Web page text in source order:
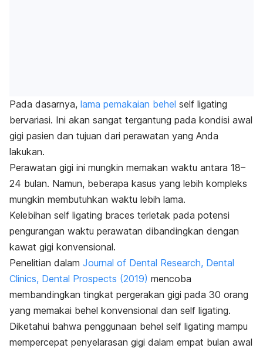
Pada dasarnya, lama pemakaian behel self ligating
bervariasi. Ini akan sangat tergantung pada kondisi awal
gigi pasien dan tujuan dari perawatan yang Anda
lakukan.
Perawatan gigi ini mungkin memakan waktu antara 18–
24 bulan. Namun, beberapa kasus yang lebih kompleks
mungkin membutuhkan waktu lebih lama.
Kelebihan self ligating braces terletak pada potensi
pengurangan waktu perawatan dibandingkan dengan
kawat gigi konvensional.
Penelitian dalam Journal of Dental Research, Dental
Clinics, Dental Prospects (2019) mencoba
membandingkan tingkat pergerakan gigi pada 30 orang
yang memakai behel konvensional dan self ligating.
Diketahui bahwa penggunaan behel self ligating mampu
mempercepat penyelarasan gigi dalam empat bulan awal